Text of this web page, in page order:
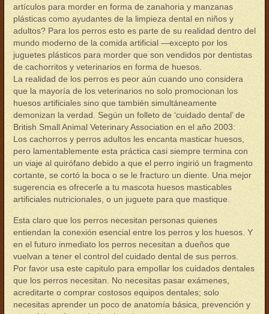
artículos para morder en forma de zanahoria y manzanas
plásticas como ayudantes de la limpieza dental en niños y
adultos? Para los perros esto es parte de su realidad dentro del
mundo moderno de la comida artificial —excepto por los
juguetes plásticos para morder que son vendidos por dentistas
de cachorritos y veterinarios en forma de huesos.
La realidad de los perros es peor aún cuando uno considera
que la mayoría de los veterinarios no solo promocionan los
huesos artificiales sino que también simultáneamente
demonizan la verdad. Según un folleto de ‘cuidado dental’ de
British Small Animal Veterinary Association en el año 2003:
Los cachorros y perros adultos les encanta masticar huesos,
pero lamentablemente esta práctica casi siempre termina con
un viaje al quirófano debido a que el perro ingirió un fragmento
cortante, se cortó la boca o se le fracturo un diente. Una mejor
sugerencia es ofrecerle a tu mascota huesos masticables
artificiales nutricionales, o un juguete para que mastique.
Esta claro que los perros necesitan personas quienes
entiendan la conexión esencial entre los perros y los huesos. Y
en el futuro inmediato los perros necesitan a dueños que
vuelvan a tener el control del cuidado dental de sus perros.
Por favor usa este capitulo para empollar los cuidados dentales
que los perros necesitan. No necesitas pasar exámenes,
acreditarte o comprar costosos equipos dentales; solo
necesitas aprender un poco de anatomía básica, prevención y